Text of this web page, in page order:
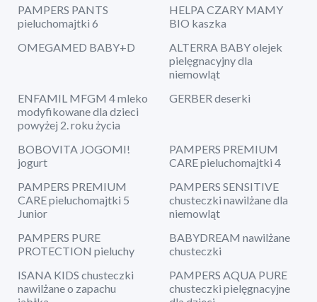
PAMPERS PANTS
pieluchomajtki 6
HELPA CZARY MAMY
BIO kaszka
OMEGAMED BABY+D
ALTERRA BABY olejek
pielęgnacyjny dla
niemowląt
ENFAMIL MFGM 4 mleko
modyfikowane dla dzieci
powyżej 2. roku życia
GERBER deserki
BOBOVITA JOGOMI!
jogurt
PAMPERS PREMIUM
CARE pieluchomajtki 4
PAMPERS PREMIUM
CARE pieluchomajtki 5
Junior
PAMPERS SENSITIVE
chusteczki nawilżane dla
niemowląt
PAMPERS PURE
PROTECTION pieluchy
BABYDREAM nawilżane
chusteczki
ISANA KIDS chusteczki
nawilżane o zapachu
PAMPERS AQUA PURE
chusteczki pielęgnacyjne